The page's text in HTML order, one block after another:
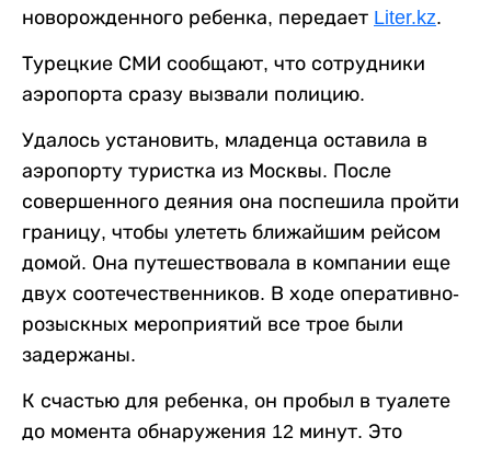
новорожденного ребенка, передает Liter.kz.
Турецкие СМИ сообщают, что сотрудники
аэропорта сразу вызвали полицию.
Удалось установить, младенца оставила в
аэропорту туристка из Москвы. После
совершенного деяния она поспешила пройти
границу, чтобы улететь ближайшим рейсом
домой. Она путешествовала в компании еще
двух соотечественников. В ходе оперативно-
розыскных мероприятий все трое были
задержаны.
К счастью для ребенка, он пробыл в туалете
до момента обнаружения 12 минут. Это